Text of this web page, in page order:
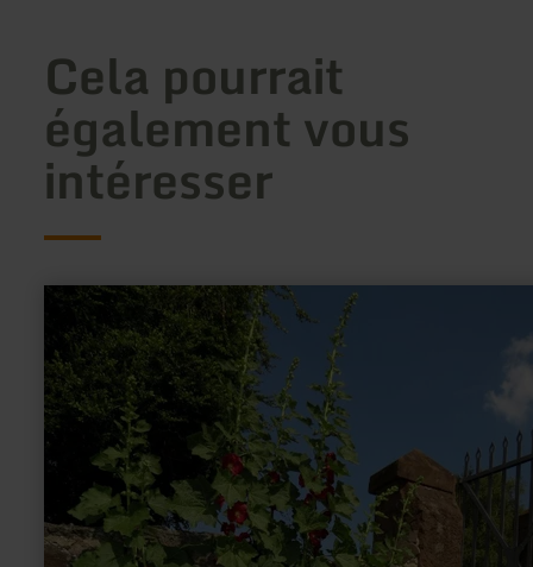
Cela pourrait
également vous
intéresser
plus
sur
Pfarr-
&amp;
Kräutergarten
Greimerath